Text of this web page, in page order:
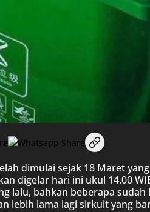
dimulai sejak 18 Maret
digelar hari ini ukul 14.00
lalu, bahkan beberapa
lebih lama lagi sirkuit yang